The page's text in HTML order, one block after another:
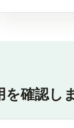
を確認し